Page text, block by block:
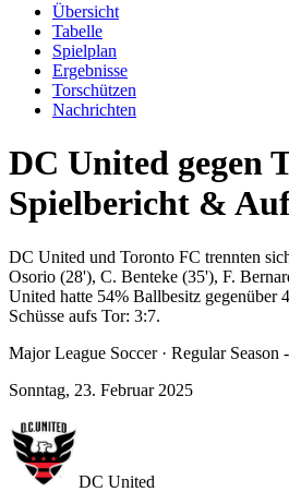
Übersicht
Tabelle
Spielplan
Ergebnisse
Torschützen
Nachrichten
DC United gegen
Spielbericht &
DC United und Toronto FC trennten
Osorio (28'), C. Benteke (35'), F.
United hatte 54% Ballbesitz gegenüber
Schüsse aufs Tor: 3:7.
Major League Soccer· Regular Season
Sonntag, 23. Februar 2025
DC United